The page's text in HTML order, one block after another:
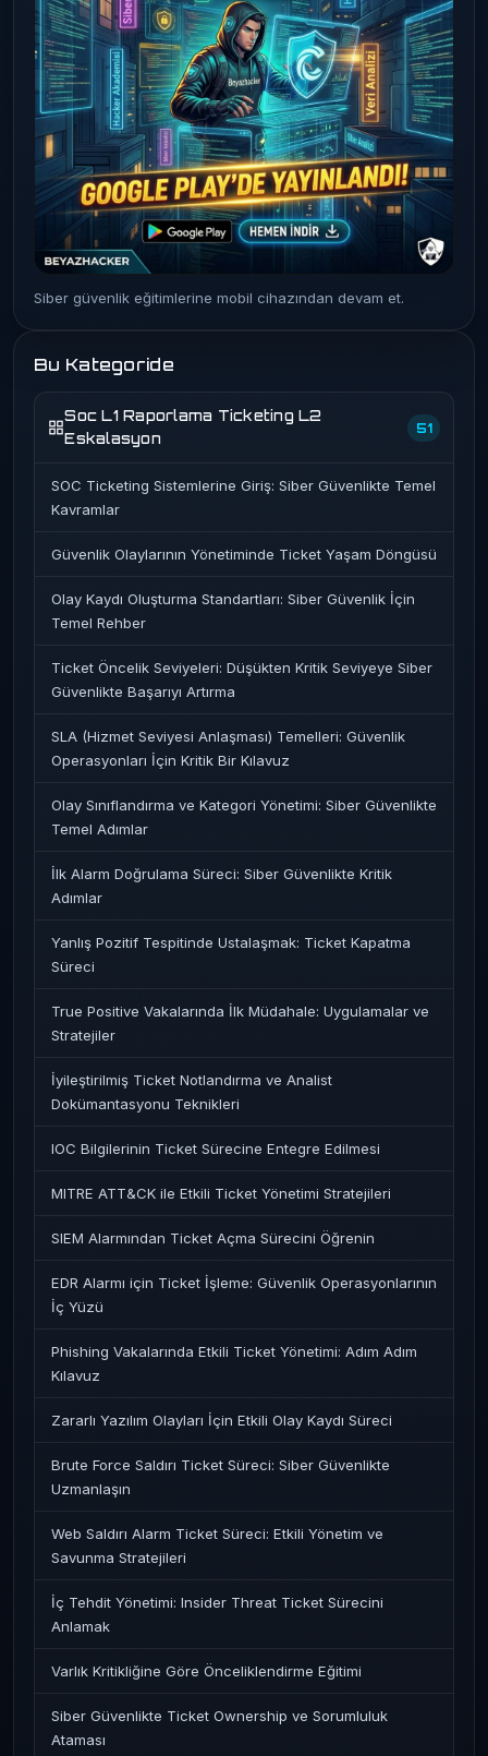
Siber güvenlik eğitimlerine mobil cihazından devam et.
Bu Kategoride
Soc L1 Raporlama Ticketing L2
Eskalasyon
51
SOC Ticketing Sistemlerine Giriş: Siber Güvenlikte Temel
Kavramlar
Güvenlik Olaylarının Yönetiminde Ticket Yaşam Döngüsü
Olay Kaydı Oluşturma Standartları: Siber Güvenlik İçin
Temel Rehber
Ticket Öncelik Seviyeleri: Düşükten Kritik Seviyeye Siber
Güvenlikte Başarıyı Artırma
SLA (Hizmet Seviyesi Anlaşması) Temelleri: Güvenlik
Operasyonları İçin Kritik Bir Kılavuz
Olay Sınıflandırma ve Kategori Yönetimi: Siber Güvenlikte
Temel Adımlar
İlk Alarm Doğrulama Süreci: Siber Güvenlikte Kritik
Adımlar
Yanlış Pozitif Tespitinde Ustalaşmak: Ticket Kapatma
Süreci
True Positive Vakalarında İlk Müdahale: Uygulamalar ve
Stratejiler
İyileştirilmiş Ticket Notlandırma ve Analist
Dokümantasyonu Teknikleri
IOC Bilgilerinin Ticket Sürecine Entegre Edilmesi
MITRE ATT&CK ile Etkili Ticket Yönetimi Stratejileri
SIEM Alarmından Ticket Açma Sürecini Öğrenin
EDR Alarmı için Ticket İşleme: Güvenlik Operasyonlarının
İç Yüzü
Phishing Vakalarında Etkili Ticket Yönetimi: Adım Adım
Kılavuz
Zararlı Yazılım Olayları İçin Etkili Olay Kaydı Süreci
Brute Force Saldırı Ticket Süreci: Siber Güvenlikte
Uzmanlaşın
Web Saldırı Alarm Ticket Süreci: Etkili Yönetim ve
Savunma Stratejileri
İç Tehdit Yönetimi: Insider Threat Ticket Sürecini
Anlamak
Varlık Kritikliğine Göre Önceliklendirme Eğitimi
Siber Güvenlikte Ticket Ownership ve Sorumluluk
Ataması